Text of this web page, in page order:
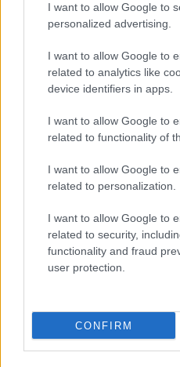
I want to allow Google to
personalized advertising.
I want to allow Google to
related to analytics like
device identifiers in apps.
I want to allow Google to
related to functionality of
I want to allow Google to
related to personalization.
I want to allow Google to
related to security,
functionality and fraud
user protection.
CONFIRM
«El niño de fuego»:
El documental cuenta el
CULTURA